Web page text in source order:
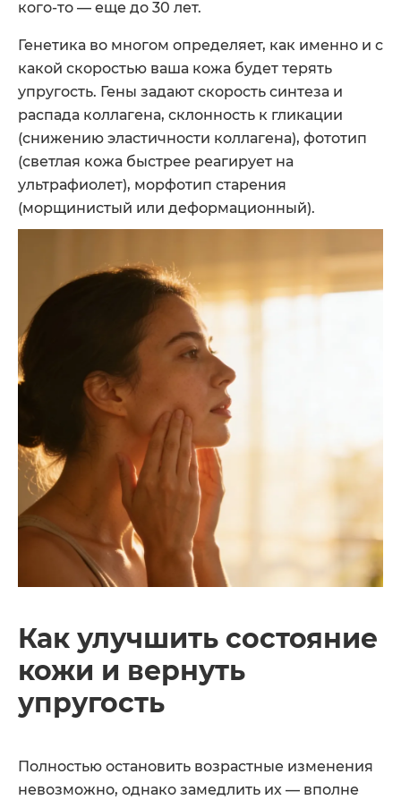
кого-то — еще до 30 лет.
Генетика во многом определяет, как именно и с
какой скоростью ваша кожа будет терять
упругость. Гены задают скорость синтеза и
распада коллагена, склонность к гликации
(снижению эластичности коллагена), фототип
(светлая кожа быстрее реагирует на
ультрафиолет), морфотип старения
(морщинистый или деформационный).
Как улучшить состояние
кожи и вернуть
упругость
Полностью остановить возрастные изменения
невозможно, однако замедлить их — вполне